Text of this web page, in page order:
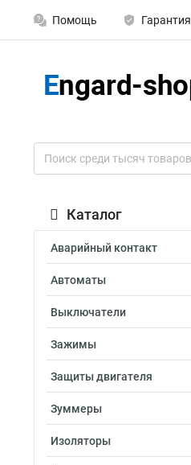
Помощь Гарантия
Каталог
Аварийный контакт
Автоматы
Выключатели
Зажимы
Защиты двигателя
Зуммеры
Изоляторы